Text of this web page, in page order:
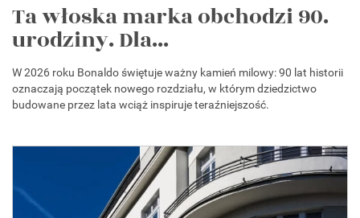
Ta włoska marka obchodzi 90.
urodziny. Dla...
W 2026 roku Bonaldo świętuje ważny kamień milowy: 90 lat historii
oznaczają początek nowego rozdziału, w którym dziedzictwo
budowane przez lata wciąż inspiruje teraźniejszość.